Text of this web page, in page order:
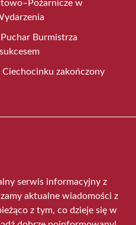
w
Burmistrza
Ciechocinku zakończony
serwis informacyjny z
aktualne wiadomości z
z tym, co dzieje się w